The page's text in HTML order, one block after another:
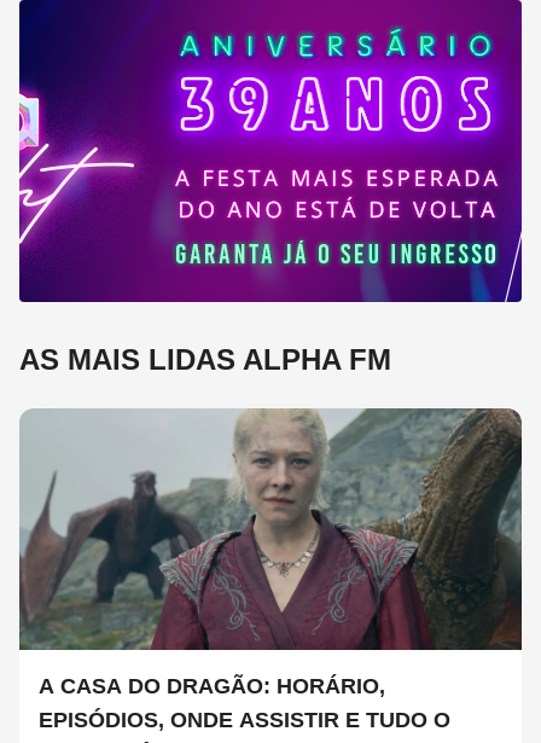
AS MAIS LIDAS ALPHA FM
A CASA DO DRAGÃO: HORÁRIO,
EPISÓDIOS, ONDE ASSISTIR E TUDO O